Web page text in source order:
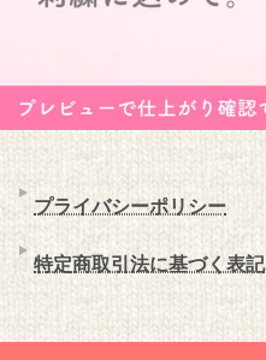
プライバシーポリシー
特定商取引法に基づく表記